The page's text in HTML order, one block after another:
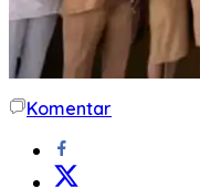
Komentar